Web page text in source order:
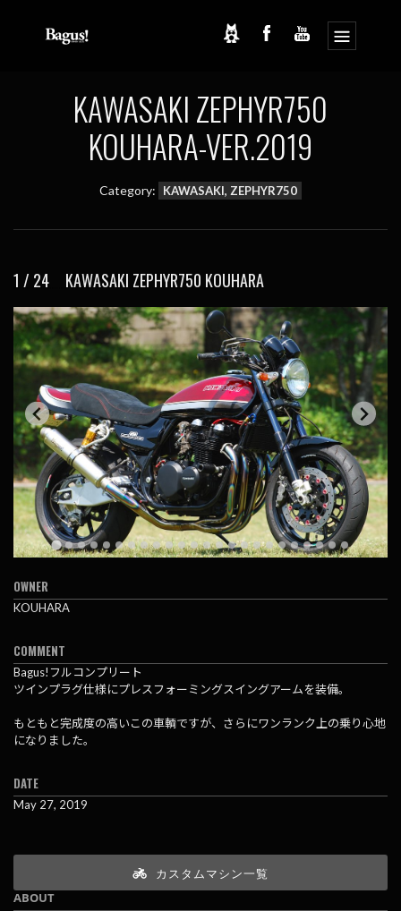
KAWASAKI ZEPHYR750
KOUHARA-VER.2019
Category: KAWASAKI, ZEPHYR750
1 / 24 KAWASAKI ZEPHYR750 KOUHARA
OWNER
KOUHARA
COMMENT
Bagus!フルコンプリート
ツインプラグ仕様にプレスフォーミングスイングアームを装備。
もともと完成度の高いこの車輌ですが、さらにワンランク上の乗り心地
になりました。
DATE
May 27, 2019
カスタムマシン一覧
ABOUT